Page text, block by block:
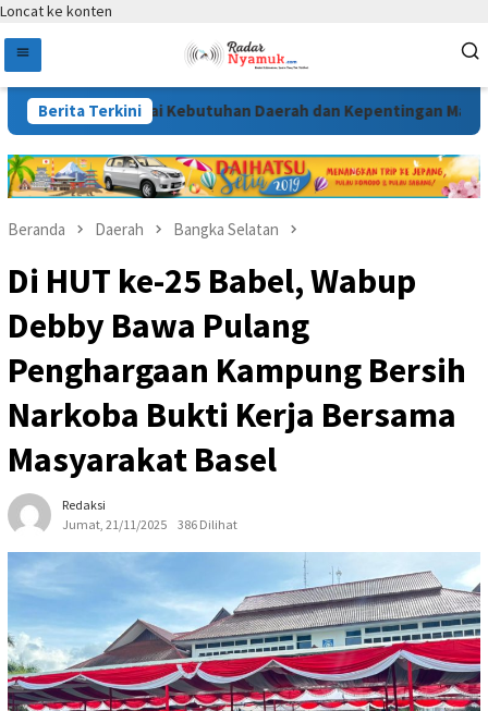
Loncat ke konten
Berita Terkini
Sesuai Kebutuhan Daerah dan Kepentingan Masyarakat
Beranda Daerah Bangka Selatan
Di HUT ke-25 Babel, Wabup
Debby Bawa Pulang
Penghargaan Kampung Bersih
Narkoba Bukti Kerja Bersama
Masyarakat Basel
Redaksi
Jumat, 21/11/2025
386 Dilihat